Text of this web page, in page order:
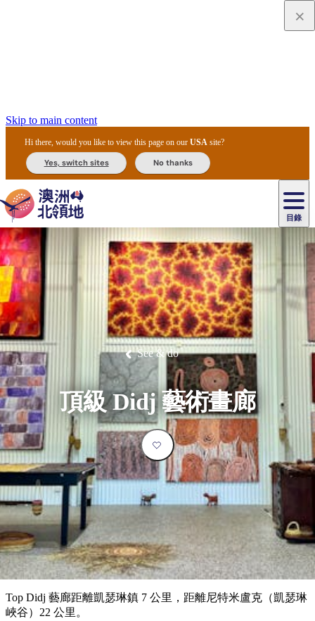
Skip to main content
Hi there, would you like to view this page on ourUSA site?
Yes, switch sites No thanks
目錄
訪
景
點
最
受
歡
迎
目
的
地
內
陸
和
戶
外
達
爾
文
愛
麗
斯
泉
烏
魯
魯
卡
卡
杜
國
家
公
園
李
治
菲
特
國
家
公
園
瓦
塔
卡
國
家
公
園
提
維
群
島
東
阿
納
姆
地
馬
塔
蘭
卡
溫
泉
池
尼
特
米
魯
克
國
家
公
園
卡
魯
卡
魯
/
魔
鬼
大
理
石
保
護
區
馬
古
克
瀑
布
茨
奧
里
查
/
西
麥
克
唐
納
國
家
公
園
必
玩
活
動
體
驗
旅
客
類
推
薦
榜
單
住
民
文
化
體
驗
美
食
攻
略
節
慶
與
活
動
戶
外
和
探
險
自
然
和
野
生
動
植
物
歷
史
與
文
物
釣
魚
豪
華
旅
游
露
營
和
豪
華
野
營
自
駕
遊
規
劃
和
預
訂
實
用
資
訊
住
宿
導
覽
團
租
車
和
交
通
工
具
See & do
頂級 Didj 藝術畫廊
Top Didj 藝廊距離凱瑟琳鎮 7 公里，距離尼特米盧克（凱瑟琳
峽谷）22 公里。